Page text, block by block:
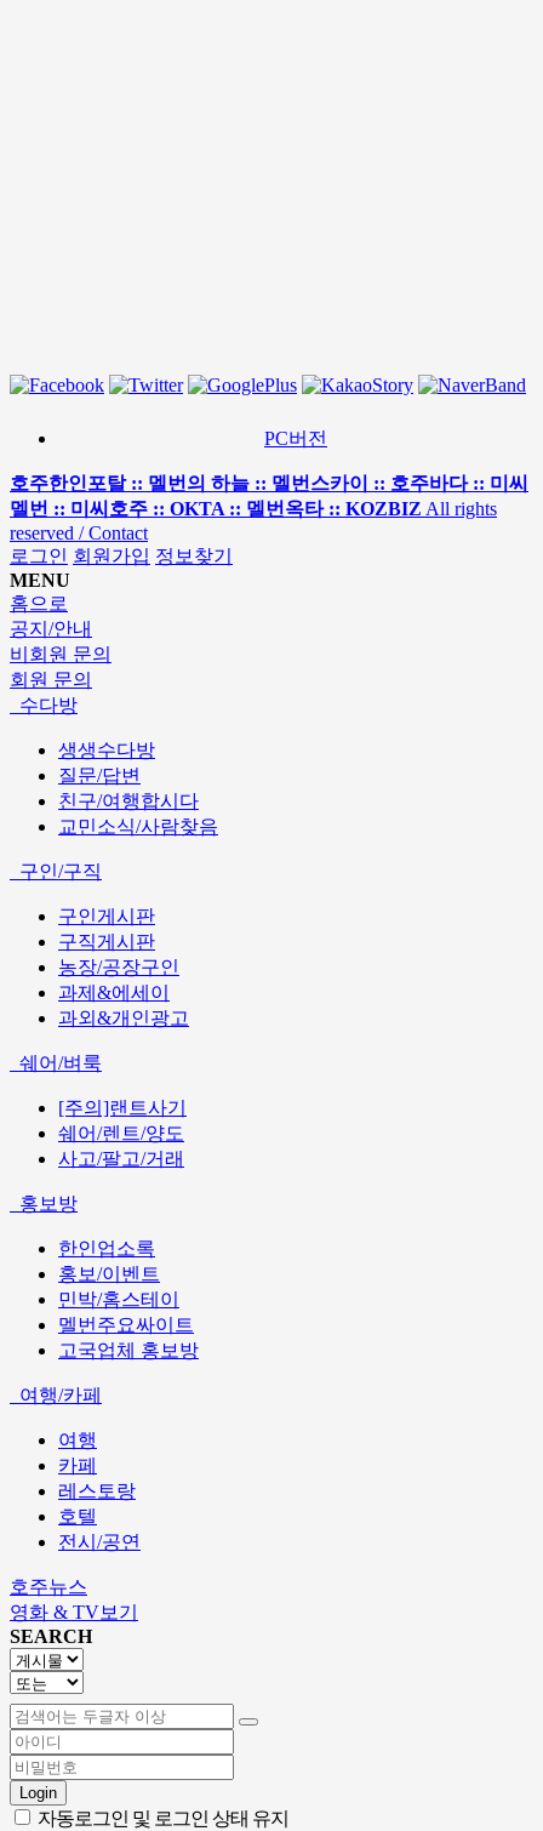
PC버전
호주한인포탈 :: 멜번의 하늘 :: 멜번스카이 :: 호주바다 :: 미씨
멜번 :: 미씨호주 :: OKTA :: 멜번옥타 :: KOZBIZ All rights
reserved / Contact
로그인 회원가입 정보찾기
MENU
홈으로
공지/안내
비회원 문의
회원 문의
수다방
생생수다방
질문/답변
친구/여행합시다
교민소식/사람찾음
구인/구직
구인게시판
구직게시판
농장/공장구인
과제&에세이
과외&개인광고
쉐어/벼룩
[주의]랜트사기
쉐어/렌트/양도
사고/팔고/거래
홍보방
한인업소록
홍보/이벤트
민박/홈스테이
멜번주요싸이트
고국업체 홍보방
여행/카페
여행
카페
레스토랑
호텔
전시/공연
호주뉴스
영화 & TV보기
SEARCH
Login
자동로그인 및 로그인 상태 유지